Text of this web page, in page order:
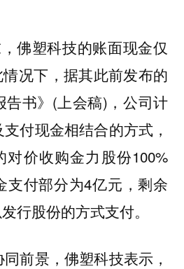
佛塑科技的账面现金仅
况下，据其此前发布的
告书》(上会稿)，公司计
付现金相结合的方式，
对价收购金力股份100%
支付部分为4亿元，剩余
行股份的方式支付。
前景，佛塑科技表示，